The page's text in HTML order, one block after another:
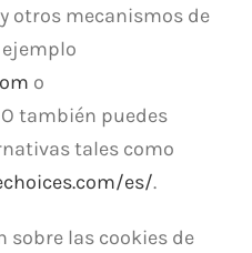
otros mecanismos de
o
O también puedes
tales como
es/.
sobre las cookies de